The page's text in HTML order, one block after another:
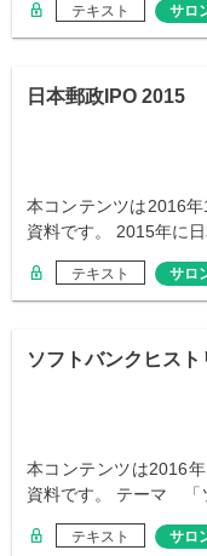
テキスト サロ
日本郵政IPO 2015
本コンテンツは2016
資料です。 2015年に
テキスト サロ
ソフトバンクヒスト
本コンテンツは2016
資料です。 テーマ 「
テキスト サロ